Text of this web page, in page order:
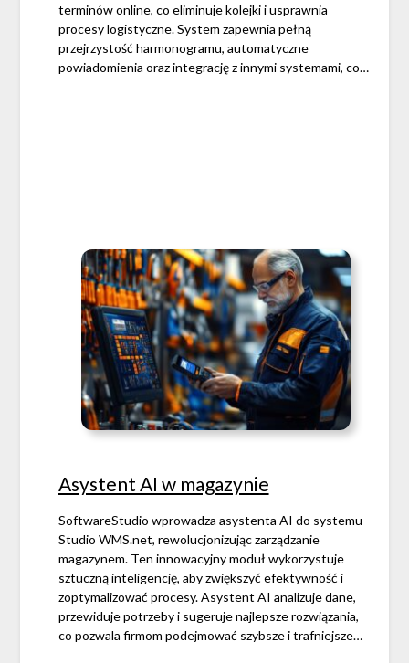
terminów online, co eliminuje kolejki i usprawnia
procesy logistyczne. System zapewnia pełną
przejrzystość harmonogramu, automatyczne
powiadomienia oraz integrację z innymi systemami, co…
Asystent AI w magazynie
SoftwareStudio wprowadza asystenta AI do systemu
Studio WMS.net, rewolucjonizując zarządzanie
magazynem. Ten innowacyjny moduł wykorzystuje
sztuczną inteligencję, aby zwiększyć efektywność i
zoptymalizować procesy. Asystent AI analizuje dane,
przewiduje potrzeby i sugeruje najlepsze rozwiązania,
co pozwala firmom podejmować szybsze i trafniejsze…